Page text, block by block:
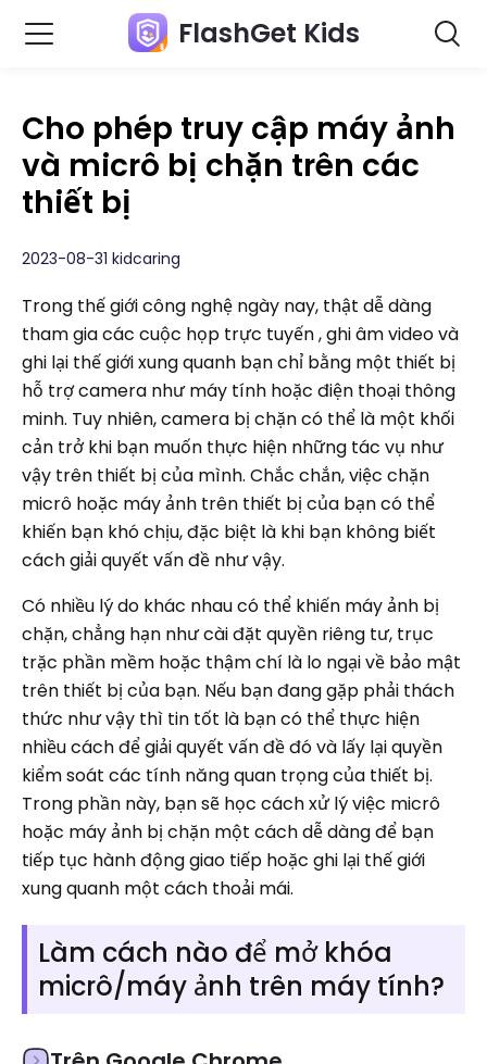
FlashGet Kids
Cho phép truy cập máy ảnh
và micrô bị chặn trên các
thiết bị
2023-08-31 kidcaring
Trong thế giới công nghệ ngày nay, thật dễ dàng
tham gia các cuộc họp trực tuyến , ghi âm video và
ghi lại thế giới xung quanh bạn chỉ bằng một thiết bị
hỗ trợ camera như máy tính hoặc điện thoại thông
minh. Tuy nhiên, camera bị chặn có thể là một khối
cản trở khi bạn muốn thực hiện những tác vụ như
vậy trên thiết bị của mình. Chắc chắn, việc chặn
micrô hoặc máy ảnh trên thiết bị của bạn có thể
khiến bạn khó chịu, đặc biệt là khi bạn không biết
cách giải quyết vấn đề như vậy.
Có nhiều lý do khác nhau có thể khiến máy ảnh bị
chặn, chẳng hạn như cài đặt quyền riêng tư, trục
trặc phần mềm hoặc thậm chí là lo ngại về bảo mật
trên thiết bị của bạn. Nếu bạn đang gặp phải thách
thức như vậy thì tin tốt là bạn có thể thực hiện
nhiều cách để giải quyết vấn đề đó và lấy lại quyền
kiểm soát các tính năng quan trọng của thiết bị.
Trong phần này, bạn sẽ học cách xử lý việc micrô
hoặc máy ảnh bị chặn một cách dễ dàng để bạn
tiếp tục hành động giao tiếp hoặc ghi lại thế giới
xung quanh một cách thoải mái.
Làm cách nào để mở khóa
micrô/máy ảnh trên máy tính?